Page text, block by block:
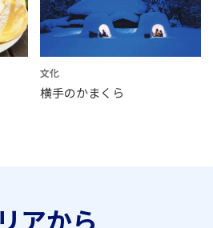
文化
横手のかまくら
アから